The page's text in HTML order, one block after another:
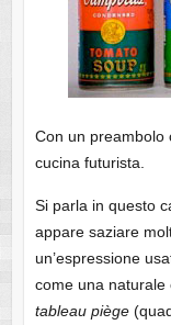
Con un preambolo
cucina futurista.
Si parla in questo
appare saziare
un’espressione
come una naturale
tableau piège